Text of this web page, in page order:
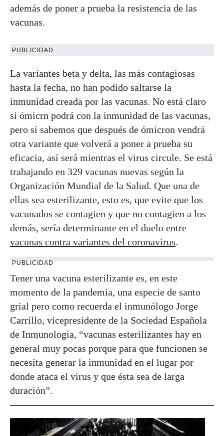
además de poner a prueba la resistencia de las
vacunas.
PUBLICIDAD
La variantes beta y delta, las más contagiosas
hasta la fecha, no han podido saltarse la
inmunidad creada por las vacunas. No está claro
si ómicrn podrá con la inmunidad de las vacunas,
pero sí sabemos que después de ómicron vendrá
otra variante que volverá a poner a prueba su
eficacia, así será mientras el virus circule. Se está
trabajando en 329 vacunas nuevas según la
Organización Mundial de la Salud. Que una de
ellas sea esterilizante, esto es, que evite que los
vacunados se contagien y que no contagien a los
demás, sería determinante en el duelo entre
vacunas contra variantes del coronavirus.
PUBLICIDAD
Tener una vacuna esterilizante es, en este
momento de la pandemia, una especie de santo
grial pero como recuerda el inmunólogo Jorge
Carrillo, vicepresidente de la Sociedad Española
de Inmunología, “vacunas esterilizantes hay en
general muy pocas porque para que funcionen se
necesita generar la inmunidad en el lugar por
donde ataca el virus y que ésta sea de larga
duración”.